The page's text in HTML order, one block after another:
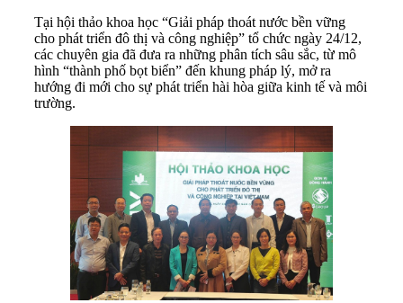
Tại hội thảo khoa học “Giải pháp thoát nước bền vững
cho phát triển đô thị và công nghiệp” tổ chức ngày 24/12,
các chuyên gia đã đưa ra những phân tích sâu sắc, từ mô
hình “thành phố bọt biển” đến khung pháp lý, mở ra
hướng đi mới cho sự phát triển hài hòa giữa kinh tế và môi
trường.